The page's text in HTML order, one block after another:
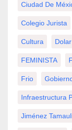
Ciudad De
Colegio Jurista
Cultura Dolar
FEMINISTA
Frio
Infraestructura
Jiménez